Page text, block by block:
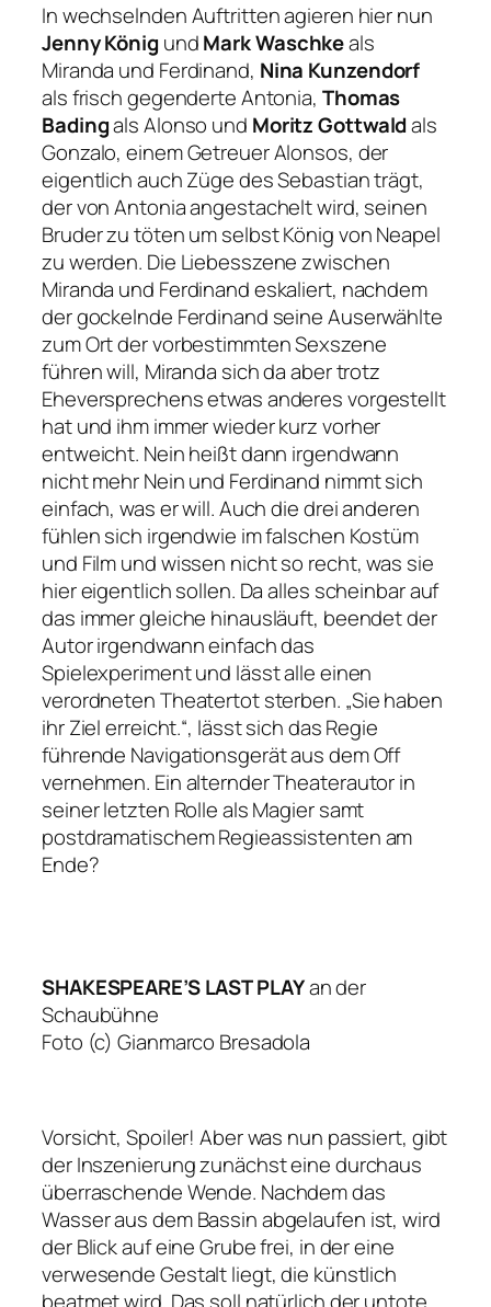
In wechselnden Auftritten agieren hier nun
Jenny König undMark Waschkeals
Miranda und Ferdinand, Nina Kunzendorf
als frisch gegenderte Antonia, Thomas
Badingals Alonso und Moritz Gottwaldals
Gonzalo, einem Getreuer Alonsos, der
eigentlich auch Züge des Sebastian trägt,
der von Antonia angestachelt wird, seinen
Bruder zu töten um selbst König von Neapel
zu werden. Die Liebesszene zwischen
Miranda und Ferdinand eskaliert, nachdem
der gockelnde Ferdinand seine Auserwählte
zum Ort der vorbestimmten Sexszene
führen will, Miranda sich da aber trotz
Eheversprechens etwas anderes vorgestellt
hat und ihm immer wieder kurz vorher
entweicht. Nein heißt dann irgendwann
nicht mehr Nein und Ferdinand nimmt sich
einfach, was er will. Auch die drei anderen
fühlen sich irgendwie im falschen Kostüm
und Film und wissen nicht so recht, was sie
hier eigentlich sollen. Da alles scheinbar auf
das immer gleiche hinausläuft, beendet der
Autor irgendwann einfach das
Spielexperiment und lässt alle einen
verordneten Theatertot sterben. „Sie haben
ihr Ziel erreicht.“, lässt sich das Regie
führende Navigationsgerät aus dem Off
vernehmen. Ein alternder Theaterautor in
seiner letzten Rolle als Magier samt
postdramatischem Regieassistenten am
Ende?
SHAKESPEARE’S LAST PLAYan der
Schaubühne
Foto (c) Gianmarco Bresadola
Vorsicht, Spoiler! Aber was nun passiert, gibt
der Inszenierung zunächst eine durchaus
überraschende Wende. Nachdem das
Wasser aus dem Bassin abgelaufen ist, wird
der Blick auf eine Grube frei, in der eine
verwesende Gestalt liegt, die künstlich